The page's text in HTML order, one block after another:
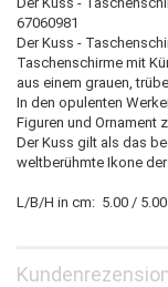
67060981
Der Kuss -
Taschenschirme mit
aus einem grauen,
In den opulenten
Figuren und Ornament
Der Kuss gilt als das
weltberühmte Ikone der
L/B/H in cm: 5.00 /